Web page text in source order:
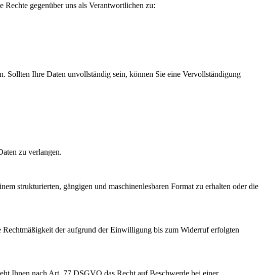
gegenüber uns als Verantwortlichen zu:
Sollten Ihre Daten unvollständig sein, können Sie eine Vervollständigung
zu verlangen.
strukturierten, gängigen und maschinenlesbaren Format zu erhalten oder die
der aufgrund der Einwilligung bis zum Widerruf erfolgten
Ihnen nach Art. 77 DSGVO das Recht auf Beschwerde bei einer